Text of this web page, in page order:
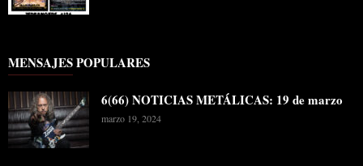
MENSAJES POPULARES
6(66) NOTICIAS METÁLICAS: 19 de marzo
marzo 19, 2024